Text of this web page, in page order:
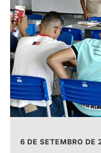
6 DE SETEMBRO DE